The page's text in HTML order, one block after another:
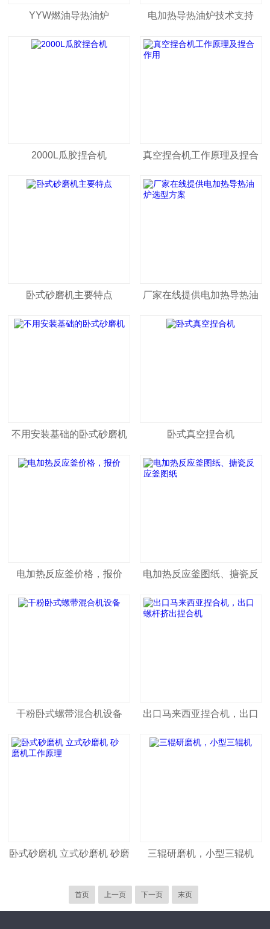
YYW燃油导热油炉 电加热导热油炉技术支持
2000L瓜胶捏合机 真空捏合机工作原理及捏合
作用
卧式砂磨机主要特点 厂家在线提供电加热导热油
炉选型方案
不用安装基础的卧式砂磨机 卧式真空捏合机
电加热反应釜价格，报价 电加热反应釜图纸、搪瓷反
应釜图纸
干粉卧式螺带混合机设备 出口马来西亚捏合机，出口
螺杆挤出捏合机
卧式砂磨机 立式砂磨机 砂磨 三辊研磨机，小型三辊机
首页 上一页 下一页 末页